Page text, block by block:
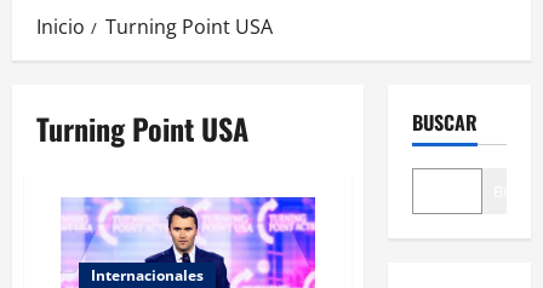
Inicio Turning Point USA
Turning Point USA
Internacionales
BUSCAR